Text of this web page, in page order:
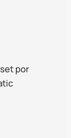
por